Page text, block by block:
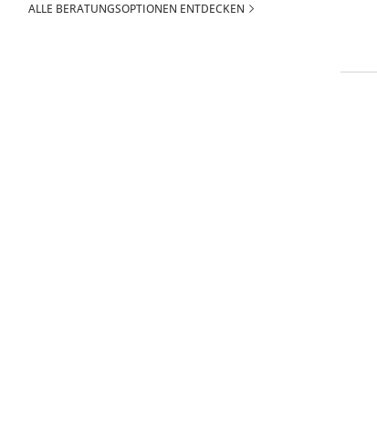
ALLE BERATUNGSOPTIONEN ENTDECKEN